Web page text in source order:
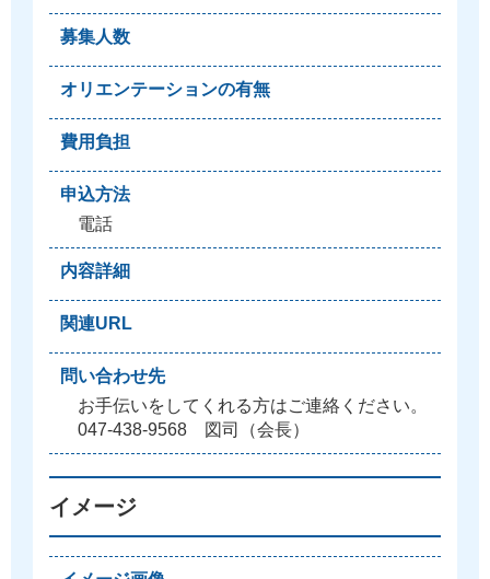
募集人数
オリエンテーションの有無
費用負担
申込方法
電話
内容詳細
関連URL
問い合わせ先
お手伝いを して く れる方はご連絡 く ださ い。
047-438-9568 図司 （会長）
イメージ